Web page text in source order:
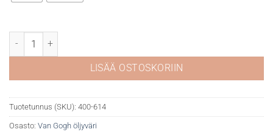
Van Gogh öljyväri 614 Permanent Green medium määrä
LISÄÄ OSTOSKORIIN
Tuotetunnus (SKU): 400-614
Osasto: Van Gogh öljyväri